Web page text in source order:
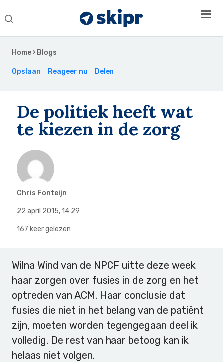
Search
Home › Blogs
Opslaan Reageer nu Delen
De politiek heeft wat
te kiezen in de zorg
Chris Fonteijn
22 april 2015,14:29
167 keer gelezen
Wilna Wind van de NPCF uitte deze week
haar zorgen over fusies in de zorg en het
optreden van ACM. Haar conclusie dat
fusies die niet in het belang van de patiënt
zijn, moeten worden tegengegaan deel ik
volledig. De rest van haar betoog kan ik
helaas niet volgen.
Sidebar